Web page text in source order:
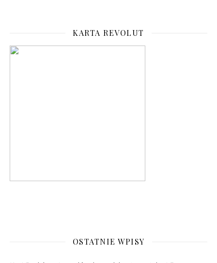
KARTA REVOLUT
OSTATNIE WPISY